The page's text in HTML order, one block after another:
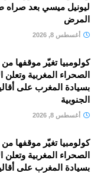
ليونيل ميسي بعد صراه
المرض
أغسطس 8, 2026
كولومبيا تغيّر موقفها
الصحراء المغربية وتعلن
بسيادة المغرب على
الجنوبية
أغسطس 8, 2026
كولومبيا تغيّر موقفها
الصحراء المغربية وتعلن
بسيادة المغرب على